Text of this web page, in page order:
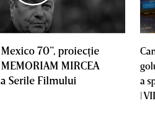
70”, proiecţie
MIRCEA
Serile Filmului
a
|